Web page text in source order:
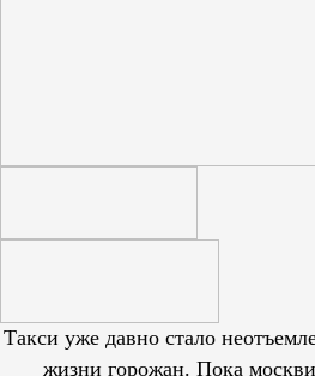
Такси уже давно стало
жизни горожан. Пока